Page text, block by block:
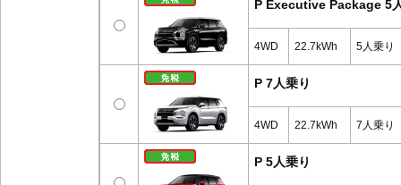
P Executive Package 5
4WD 22.7kWh 5人乗り
P 7人乗り
4WD 22.7kWh 7人乗り
P 5人乗り